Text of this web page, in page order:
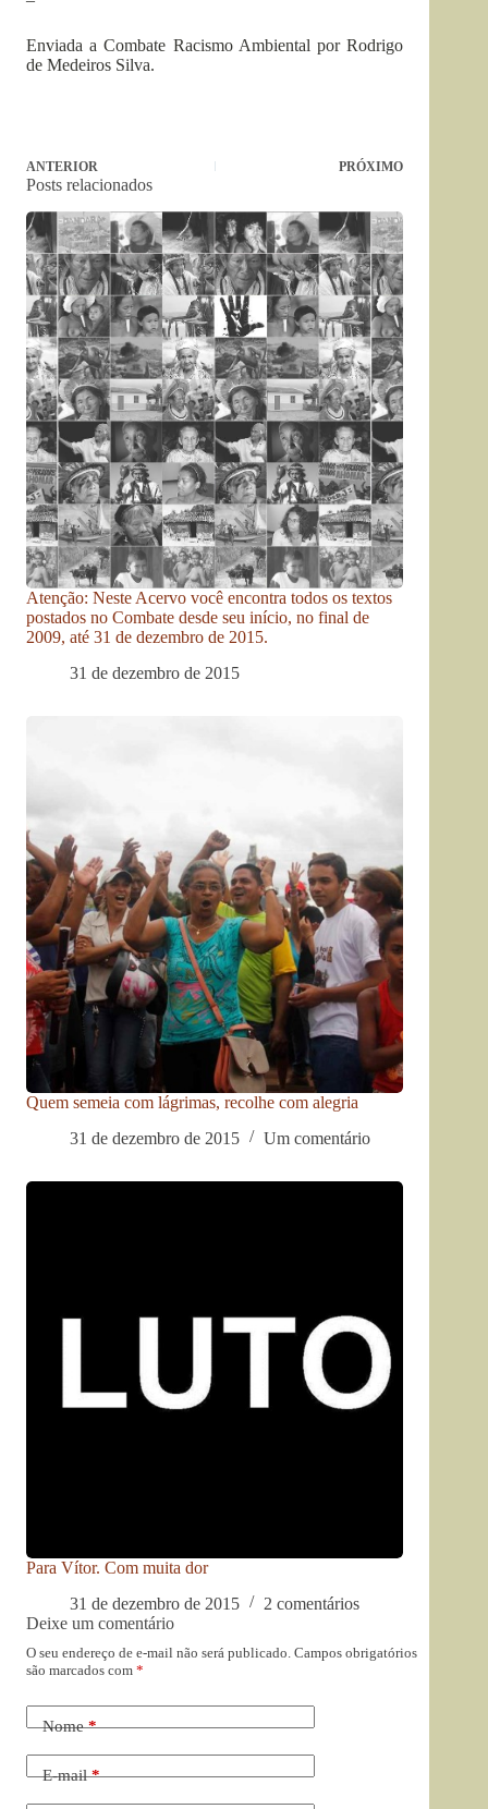
Enviada a Combate Racismo Ambiental por Rodrigo
de Medeiros Silva.
ANTERIOR PRÓXIMO
Posts relacionados
Atenção: Neste Acervo você encontra todos os textos
postados no Combate desde seu início, no final de
2009, até 31 de dezembro de 2015.
31 de dezembro de 2015
Quem semeia com lágrimas, recolhe com alegria
31 de dezembro de 2015
Um comentário
Para Vítor. Com muita dor
31 de dezembro de 2015
2 comentários
Deixe um comentário
O seu endereço de e-mail não será publicado. Campos obrigatórios
são marcados com *
Nome*
E-mail*